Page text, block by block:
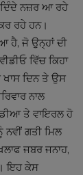
ਨਜ਼ਰ ਆ ਰਹੇ
ਰਹੇ ਹਨ।
ਹੈ, ਜੋ ਉਨ੍ਹਾਂ ਦੀ
ਵਿੱਚ ਕਿਹਾ
ਦਿਨ ਤੇ ਉਸ
ਨਾਲ
ਤੇ ਵਾਇਰਲ ਹੋ
ਨਵੀਂ ਗਤੀ ਮਿਲ
ਜਬਰ ਜਨਾਹ,
ਇਹ ਕੇਸ